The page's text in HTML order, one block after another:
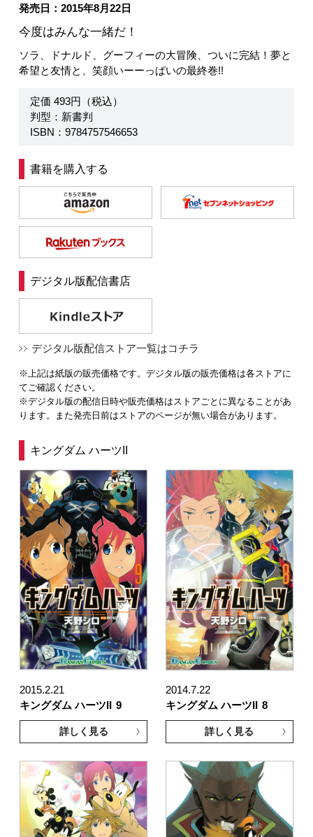
発売日：2015年8月22日
今度はみんな一緒だ！
ソラ、ドナルド、グーフィーの大冒険、ついに完結！夢と
希望と友情と、笑顔いーーっぱいの最終巻!!
定価 493円（税込）
判型：新書判
ISBN：9784757546653
書籍を購入する
デジタル版配信書店
デジタル版配信ストア一覧はコチラ
※上記は紙版の販売価格です。デジタル版の販売価格は各ストアに
てご確認ください。
※デジタル版の配信日時や販売価格はストアごとに異なることがあ
ります。また発売日前はストアのページが無い場合があります。
キングダム ハーツII
2015.2.21
キングダム ハーツII 9
詳しく見る
2014.7.22
キングダム ハーツII 8
詳しく見る